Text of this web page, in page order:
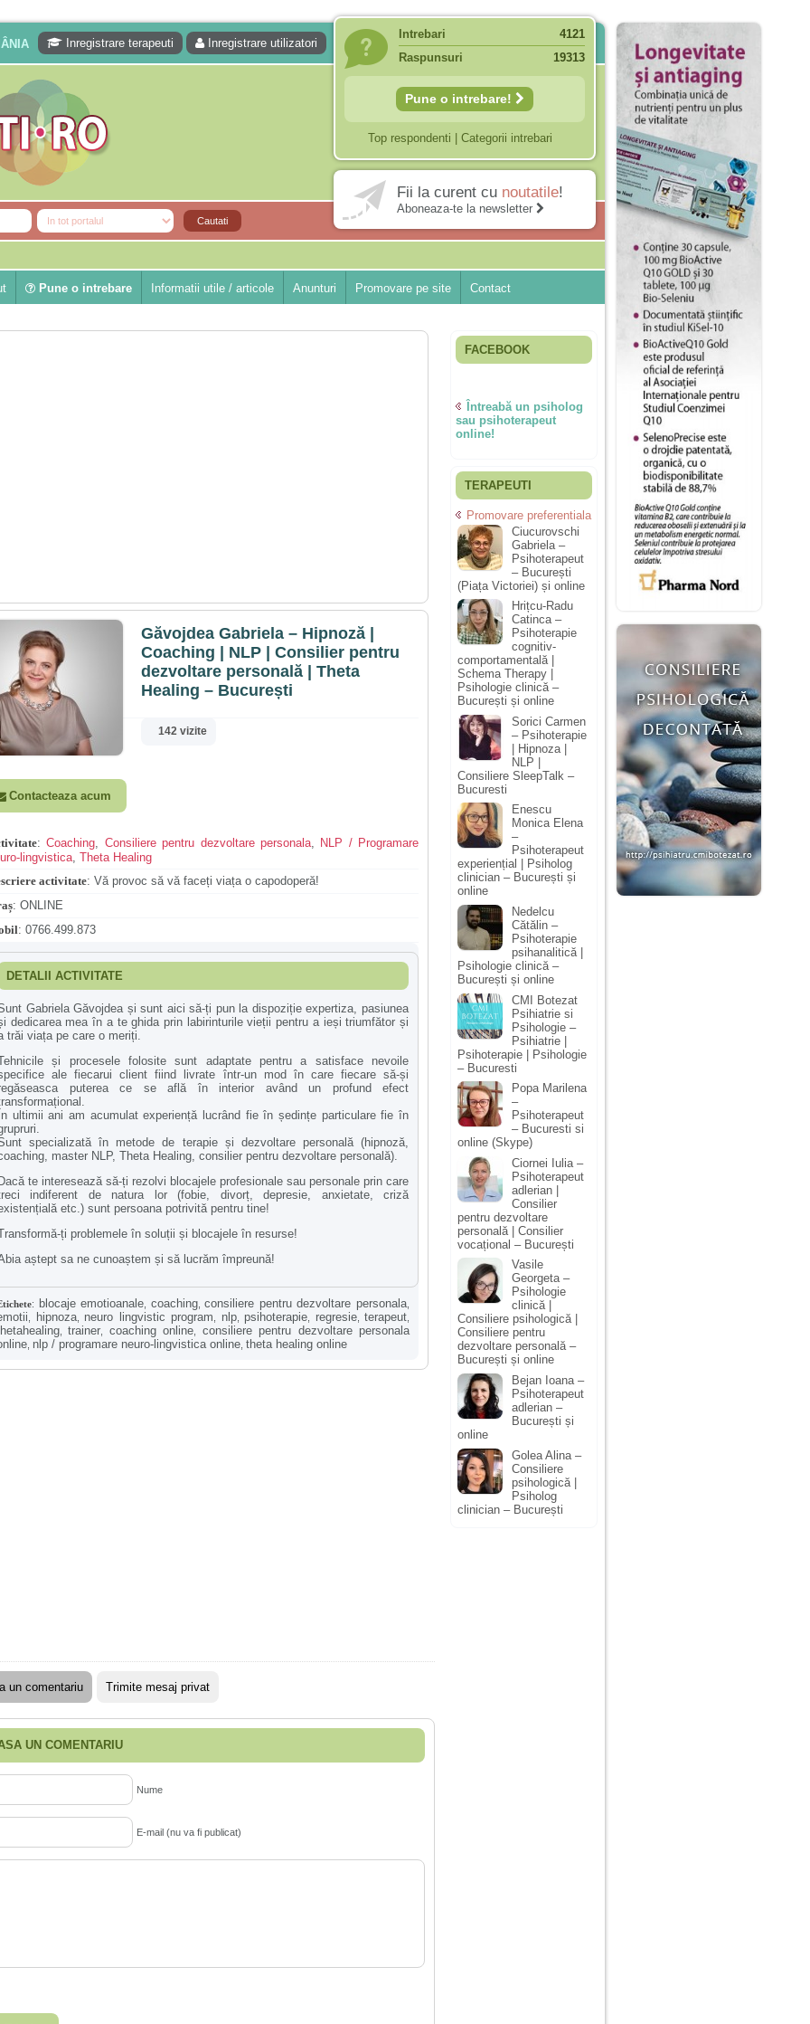
Inregistrare terapeuti Inregistrare utilizatori
Intrebari
4121
Raspunsuri
19313
Pune o intrebare!
Top respondenti Categorii intrebari
Fii la curent cu noutatile!
Aboneaza-te la newsletter
Pune o intrebare Informatii utile / articole Anunturi Promovare pe site Contact
Găvojdea Gabriela – Hipnoză |
Coaching | NLP | Consilier pentru
dezvoltare personală | Theta
Healing – București
142 vizite
Contacteaza acum
:Coaching, Consiliere pentru dezvoltare personala, NLP / Programare
lingvistica, Theta Healing
activitate: Vă provoc să vă faceți viața o capodoperă!
: ONLINE
: 0766.499.873
DETALII ACTIVITATE
Gabriela Găvojdea și sunt aici să-ți pun la dispoziție expertiza, pasiunea
dedicarea mea în a te ghida prin labirinturile vieții pentru a ieși triumfător și
trăi viața pe care o meriți.
și procesele folosite sunt adaptate pentru a satisface nevoile
ale fiecarui client fiind livrate într-un mod în care fiecare să-și
puterea ce se află în interior având un profund efect
În ultimii ani am acumulat experiență lucrând fie în ședințe particulare fie în
specializată în metode de terapie și dezvoltare personală (hipnoză,
master NLP, Theta Healing, consilier pentru dezvoltare personală).
Dacă te interesează să-ți rezolvi blocajele profesionale sau personale prin care
indiferent de natura lor (fobie, divorț, depresie, anxietate, criză
etc.) sunt persoana potrivită pentru tine!
ți problemele în soluții și blocajele în resurse!
aștept sa ne cunoaștem și să lucrăm împreună!
: blocaje emotioanale coaching,consiliere pentru dezvoltare personala
hipnoza, neuro lingvistic program nlp, psihoterapie regresie, terapeut
,trainer coaching online
consiliere pentru dezvoltare personala
nlp / programare neuro-lingvistica online theta healing online
un comentariu Trimite mesaj privat
UN COMENTARIU
Nume
E-mail (nu va fi publicat)
FACEBOOK
Întreabă un psiholog
sau psihoterapeut
online!
TERAPEUTI
Promovare preferentiala
Ciucurovschi
Gabriela –
Psihoterapeut
– București
(Piața Victoriei) și online
Hrițcu-Radu
Catinca –
Psihoterapie
cognitiv-
comportamentală |
Schema Therapy |
Psihologie clinică –
București și online
Sorici Carmen
– Psihoterapie
| Hipnoza |
NLP |
Consiliere SleepTalk –
Bucuresti
Enescu
Monica Elena
–
Psihoterapeut
experiențial | Psiholog
clinician – București și
online
Nedelcu
Cătălin –
Psihoterapie
psihanalitică |
Psihologie clinică –
București și online
CMI Botezat
Psihiatrie si
Psihologie –
Psihiatrie |
Psihoterapie | Psihologie
– Bucuresti
Popa Marilena
–
Psihoterapeut
– Bucuresti si
online (Skype)
Ciornei Iulia –
Psihoterapeut
adlerian |
Consilier
pentru dezvoltare
personală | Consilier
vocațional – București
Vasile
Georgeta –
Psihologie
clinică |
Consiliere psihologică |
Consiliere pentru
dezvoltare personală –
București și online
Bejan Ioana –
Psihoterapeut
adlerian –
București și
online
Golea Alina –
Consiliere
psihologică |
Psiholog
clinician – București